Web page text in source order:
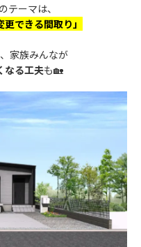
テーマは、
できる間取り」
家族みんなが
なる工夫も🏡